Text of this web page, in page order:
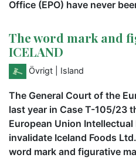
Office (EPO) have never
The word mark and
ICELAND
Övrigt | Island
The General Court of the
last year in Case T-105/23
European Union
invalidate Iceland Foods
word mark and figurative